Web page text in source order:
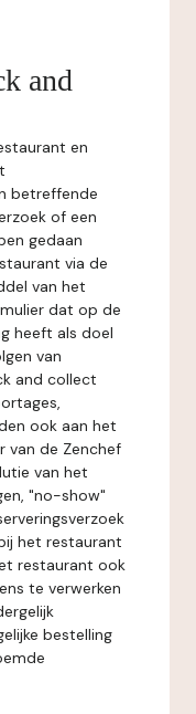
and
en
betreffende
of een
gedaan
via de
van het
dat op de
heeft als doel
van
and collect
ook aan het
van de Zenchef
van het
"no-show"
het restaurant
restaurant ook
te verwerken
bestelling